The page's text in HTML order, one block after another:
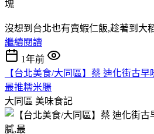
沒想到台北也有賣蝦仁飯,趁著到大
繼續閱讀
1年前
【台北美食/大同區】蔡 迪化街古
最推糯米腸
大同區 美味食記